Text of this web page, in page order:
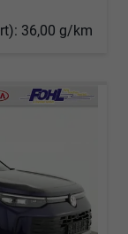
36,00 g/km